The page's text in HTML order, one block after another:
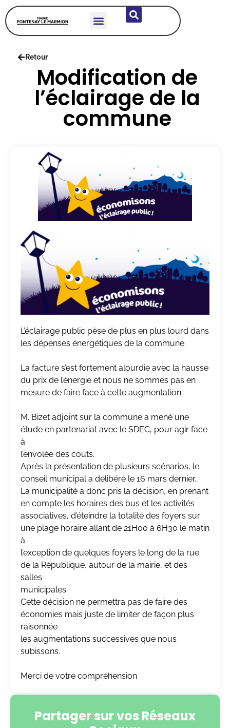
Retour
Modification de
l’éclairage de la
commune
L’éclairage public pèse de plus en plus lourd dans
les dépenses énergétiques de la commune.
La facture s’est fortement alourdie avec la hausse
du prix de l’énergie et nous ne sommes pas en
mesure de faire face à cette augmentation.
M. Bizet adjoint sur la commune a mené une
étude en partenariat avec le SDEC, pour agir face
à
l’envolée des couts.
Après la présentation de plusieurs scénarios, le
conseil municipal a délibéré le 16 mars dernier.
La municipalité a donc pris la décision, en prenant
en compte les horaires des bus et les activités
associatives, d’éteindre la totalité des foyers sur
une plage horaire allant de 21H00 à 6H30 le matin
à
l’exception de quelques foyers le long de la rue
de la République, autour de la mairie, et des
salles
municipales.
Cette décision ne permettra pas de faire des
économies mais juste de limiter de façon plus
raisonnée
les augmentations successives que nous
subissons.
Merci de votre compréhension
Partager sur vos Réseaux